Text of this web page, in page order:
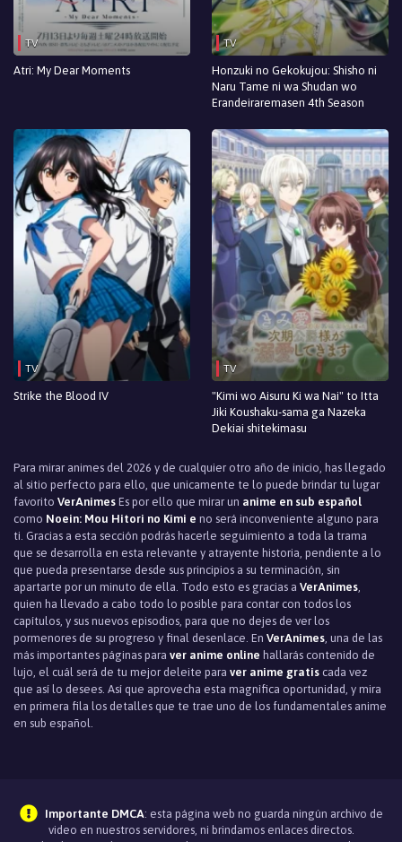
Episodio 2
Episodio 1
TV
Atri: My Dear Moments
TV
Honzuki no Gekokujou: Shisho ni
Naru Tame ni wa Shudan wo
Erandeiraremasen 4th Season
TV
Strike the Blood IV
TV
"Kimi wo Aisuru Ki wa Nai" to Itta
Jiki Koushaku-sama ga Nazeka
Dekiai shitekimasu
Para mirar animes del 2026 y de cualquier otro año de inicio, has llegado
al sitio perfecto para ello, que unicamente te lo puede brindar tu lugar
favorito VerAnimes Es por ello que mirar un anime en sub español
como Noein: Mou Hitori no Kimi e no será inconveniente alguno para
ti. Gracias a esta sección podrás hacerle seguimiento a toda la trama
que se desarrolla en esta relevante y atrayente historia, pendiente a lo
que pueda presentarse desde sus principios a su terminación, sin
apartarte por un minuto de ella. Todo esto es gracias a VerAnimes
quien ha llevado a cabo todo lo posible para contar con todos los
capítulos, y sus nuevos episodios, para que no dejes de ver los
pormenores de su progreso y final desenlace. En VerAnimes , una de las
más importantes páginas para ver anime online hallarás contenido de
lujo, el cuál será de tu mejor deleite para ver anime gratis cada vez
que así lo desees. Así que aprovecha esta magnìfica oportunidad, y mira
en primera fila los detalles que te trae uno de los fundamentales anime
en sub español.
Importante DMCA: esta página web no guarda ningún archivo de
video en nuestros servidores, ni brindamos enlaces directos.